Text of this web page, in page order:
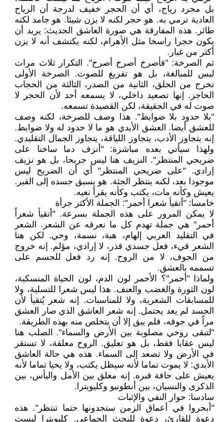
بل مجرد رياح، أي أن الحجر خفيف لدرجة أن الرياح
العادية ترمي به. هو حجر لكنه لا يزن شيئا. هو جامد لكنه
طائر. هذه المفارقة هي صورة العاشق الحديث: يريد أن
يكون حجرا راسخا مثل الأهرام، لكنه يكتشف أنه لا يزن
أكثر من غبار.
ثم الصرخة: "فأصرخ أصرخ أصرخ". التكرار ثلاث مرات
ليس للمبالغة، بل هو تفريغ للصوت. الصرخة الأولى
تخرج من الحلق، الثانية من الصدر، الثالثة من الحجاب
الحاجز. إنها تصعيد داخلي، لا يسمعه أحد لأن الحجر لا
صوت له في الحقيقة، لكن القصيدة تسمعه.
"بلا حدود بلا ضوابط". هذا وصف للصرخة، لكنه وصف
للعشق أيضا. العشق الأبدي هو ما لا حدود له ولا ضوابط.
إنه يتجاوز الأدب، يتجاوز اللياقة، يتجاوز الجمال التقليدي.
ولهذا سيأتي بعده مباشرة: "أنزف دما ساخنا على
ضريحي المنتظر". النزيف هنا ليس جريحا، بل هو نزيف
إرادي. "على ضريحي المنتظر" أي أن الضريح ليس
موجودا بعد، لكنه ينتظر الجثة. هو يسبق جسده إلى القبر.
يعيش وكأنه مات، يكتب وكأنه يقرأ نعيه.
خامسا: "أتقيأ شعرا أحمر": الجملة الأكثر جرأة
لا يمكن المرور على هذه الجملة بسرعة. "أتقيأ شعراً
أحمر" هي جملة تهدم كل ما نعرفه عن الشعر. الشعر
في التقليد العربي إلهام، هبة، نسمة، وحي. لكن هنا
الشعر قيء، فعل جسدي قذر، لا إرادي، مؤلم. إنه خروج
من الجوف، لا من الروح. إنه رد فعل للجسم على
تسممه بالعشق.
ولماذا "أحمر"؟ الأحمر لون الدم، لون الحياة المنسكبة،
لون الثورة والغضب والعنف. هذا ليس شعرا للتسلية، ولا
للمسابقات الشعرية، ولا للمناسبات. إنه شعر يُتقيأ لأن
الجسد لم يعد يحتمل. إنه شعر العاشق الذي صار العشق
مراً في جوفه، فلم يبق إلا أن يتخلص منه بهذه الطريقة.
"لتبقى روحي مصلوبة بين الأرض والسماء". الصلب هنا
ليس عقابا فقط، بل هو تعليق. الروح معلقة، لا تستقر
في الأرض ولا تصعد إلى السماء. هذه هي حالة العاشق
الأبدي: لا يموت تماما لأنه سيظل يكتب، ولا يحيا تماما لأنه
يعيش على حافة قبره. إنه معلق بين الأمل واليأس، بين
الذكرى والنسيان، بين أنطونيو وكليوبترا.
سادسا: حوار النفي والإثبات
"أبحروا في أعماق الزمن ستجدونها حتما تنتظر". هذه
دعوة للقارئ، دعوة للبحث الجماعي. كليوبترا ليست